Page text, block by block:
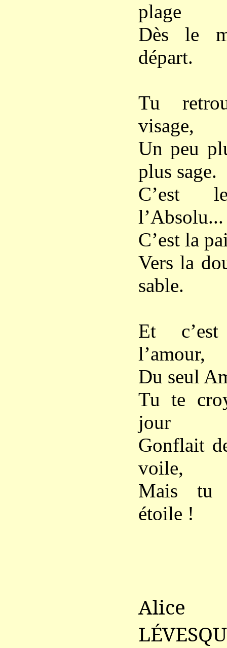
plage
Dès le
départ.
Tu
visage,
Un peu
plus sage.
C’est
l’Absolu...
C’est la
Vers la
sable.
Et
l’amour,
Du seul
Tu te
jour
Gonflait
voile,
Mais tu
étoile !
Alice